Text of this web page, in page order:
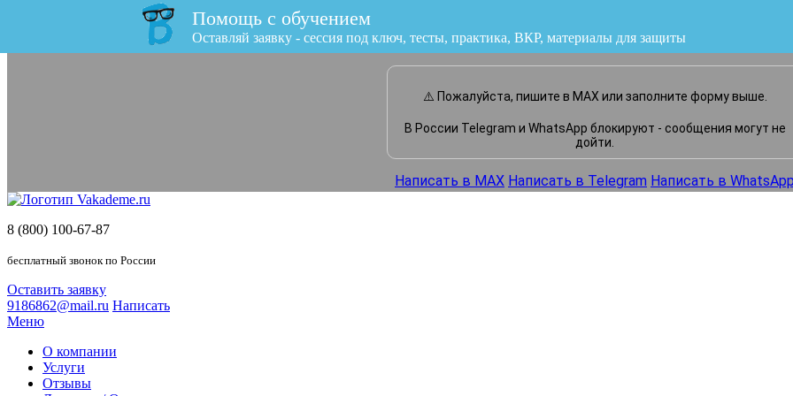
Помощь с обучением
Оставляй заявку - сессия под ключ, тесты, практика, ВКР
или напишите нам прямо сейчас
⚠️ Пожалуйста, пишите в MAX или заполните форму выше.
В России Telegram и WhatsApp блокируют - сообщения могут не
дойти.
Написать в MAX Написать в Telegram Написать в
8 (800) 100-67-87
бесплатный звонок по России
Оставить заявку
9186862@mail.ru Написать
Меню
О компании
Услуги
Отзывы